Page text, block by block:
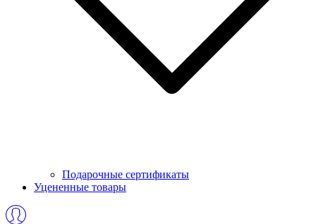
Подарочные сертификаты
Уцененные товары